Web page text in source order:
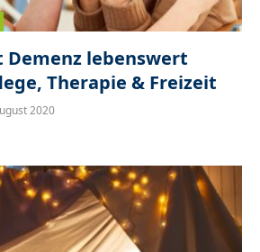
Demenz lebenswert
Therapie & Freizeit
2020